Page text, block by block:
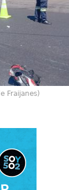
Fraijanes)